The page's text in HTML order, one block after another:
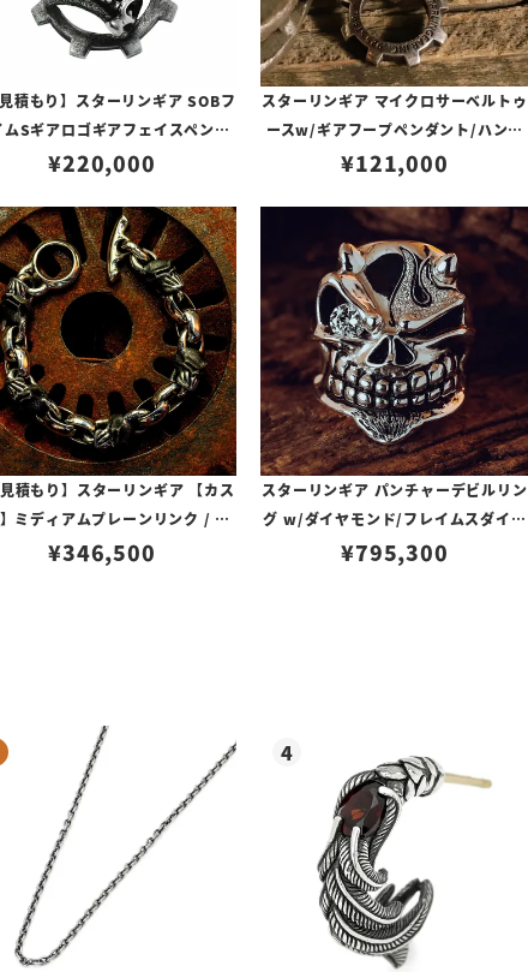
見積もり】スターリンギア SOBフ
ムSギアロゴギアフェイスペンダ
w/ハンドテクスチャー/コパーシ
¥220,000
スターリンギア マイクロサーベルトゥ
ースw/ギアフープペンダント/ハンド
テクスチャー
¥121,000
見積もり】スターリンギア 【カス
ミディアムプレーンリンク / 5p
イクロサーベルトゥースリンク w/
¥346,500
スターリンギア パンチャーデビルリン
グ w/ダイヤモンド/フレイムスダイヤ
パヴェ
¥795,300